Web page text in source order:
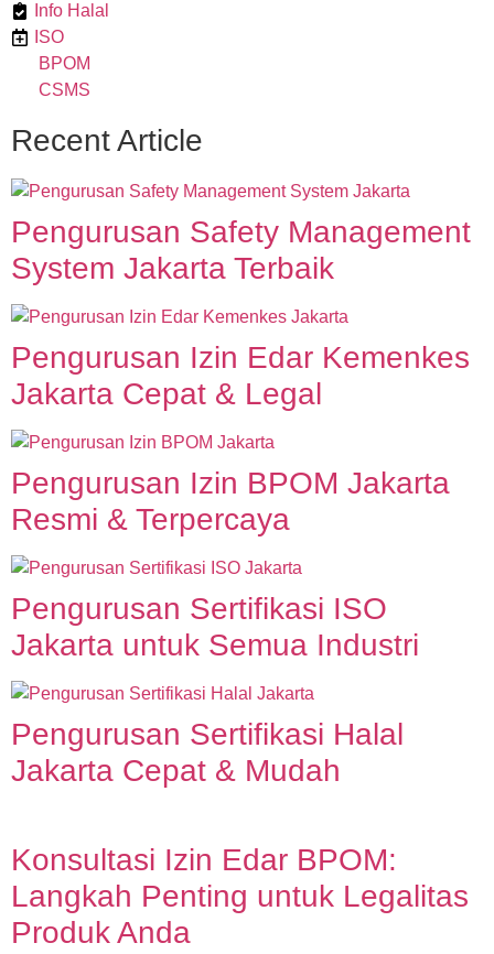
Info Halal
ISO
BPOM
CSMS
Recent Article
Pengurusan Safety Management
System Jakarta Terbaik
Pengurusan Izin Edar Kemenkes
Jakarta Cepat & Legal
Pengurusan Izin BPOM Jakarta
Resmi & Terpercaya
Pengurusan Sertifikasi ISO
Jakarta untuk Semua Industri
Pengurusan Sertifikasi Halal
Jakarta Cepat & Mudah
Konsultasi Izin Edar BPOM:
Langkah Penting untuk Legalitas
Produk Anda